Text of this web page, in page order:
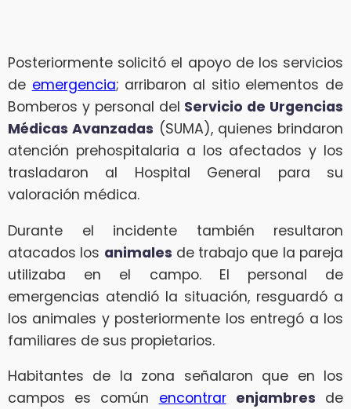
Posteriormente solicitó el apoyo de los servicios
de emergencia; arribaron al sitio elementos de
Bomberos y personal del Servicio de Urgencias
Médicas Avanzadas (SUMA), quienes brindaron
atención prehospitalaria a los afectados y los
trasladaron al Hospital General para su
valoración médica.
Durante el incidente también resultaron
atacados los animales de trabajo que la pareja
utilizaba en el campo. El personal de
emergencias atendió la situación, resguardó a
los animales y posteriormente los entregó a los
familiares de sus propietarios.
Habitantes de la zona señalaron que en los
campos es común encontrar enjambres de